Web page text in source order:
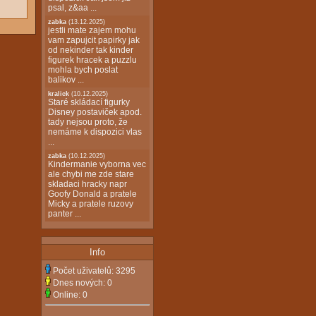
psal, z&aa ...
zabka (13.12.2025)
jestli mate zajem mohu
vam zapujcit papirky jak
od nekinder tak kinder
figurek hracek a puzzlu
mohla bych poslat
balikov ...
kralick (10.12.2025)
Staré skládací figurky
Disney postaviček apod.
tady nejsou proto, že
nemáme k dispozici vlas
...
zabka (10.12.2025)
Kindermanie vyborna vec
ale chybi me zde stare
skladaci hracky napr
Goofy Donald a pratele
Micky a pratele ruzovy
panter ...
Info
Počet uživatelů: 3295
Dnes nových: 0
Online: 0